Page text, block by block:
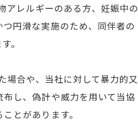
アレルギーのある方、妊娠中の
円滑な実施のため、同伴者の
。
場合や、当社に対して暴力的又
し、偽計や威力を用いて当協
とがあります。